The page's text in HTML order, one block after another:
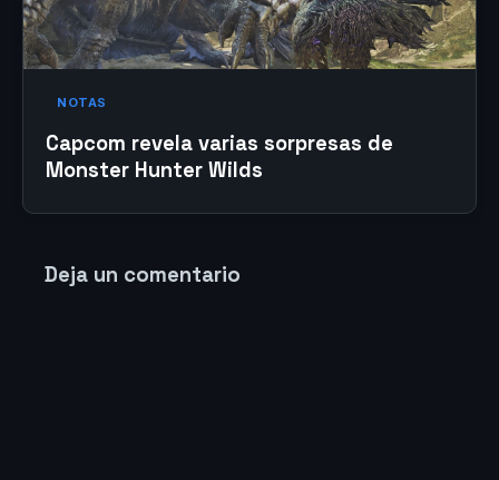
NOTAS
Capcom revela varias sorpresas de
Monster Hunter Wilds
Deja un comentario